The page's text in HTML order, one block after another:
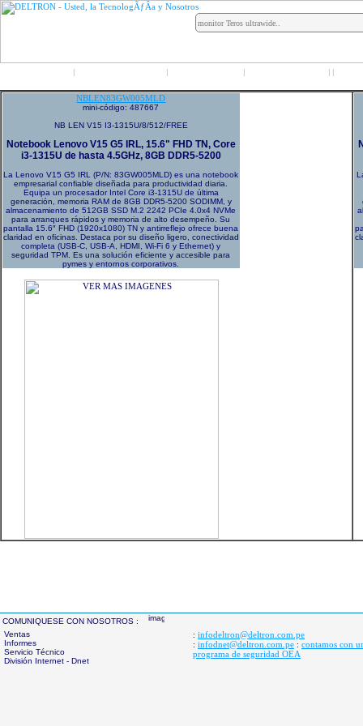
| | | | |
NBLEN83GW005MLD
mini-código: 487667
NB LEN V15 I3-1315U/8/512/FREE
Notebook Lenovo V15 G5 IRL, 15.6" FHD TN, Core
i3-1315U de hasta 4.5GHz, 8GB DDR5-5200
La Lenovo V15 G5 IRL (P/N: 83GW005MLD) es una notebook
empresarial confiable diseñada para productividad diaria.
Equipa un procesador Intel Core i3-1315U de última
generación, memoria RAM de 8GB DDR5-5200 SODIMM, y
almacenamiento de 512GB SSD M.2 2242 PCIe 4.0x4 NVMe
para arranques rápidos y memoria de alto desempeño. Su
pantalla 15.6″ FHD (1920x1080) TN y antirreflejo ofrece buena
claridad en oficinas. Destaca por su diseño ligero, conectividad
completa (USB-C, USB-A, HDMI, Wi-Fi 6 y Ethernet) y
seguridad TPM. Es una solución eficiente y accesible para
pymes y entornos corporativos.
COMUNIQUESE CON NOSOTROS :
Ventas
Informes
Servicio Técnico
División Internet - Dnet
: infodeltron@deltron.com.pe
: infodnet@deltron.com.pe : contamos con
programa de seguridad OEA